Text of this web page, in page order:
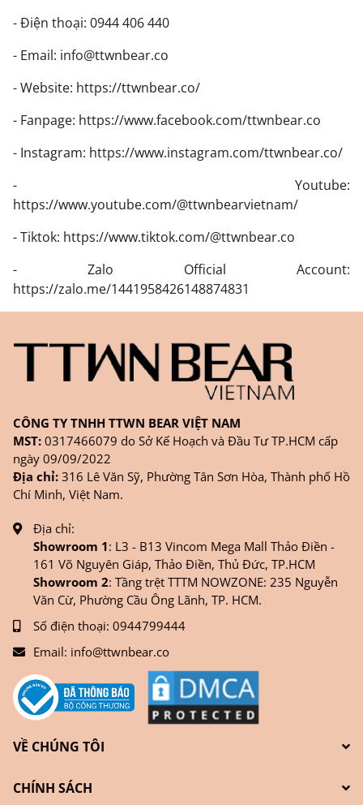
- Điện thoại: 0944 406 440
- Email: info@ttwnbear.co
- Website: https://ttwnbear.co/
- Fanpage: https://www.facebook.com/ttwnbear.co
- Instagram: https://www.instagram.com/ttwnbear.co/
- Youtube:
https://www.youtube.com/@ttwnbearvietnam/
- Tiktok: https://www.tiktok.com/@ttwnbear.co
- Zalo Official Account:
https://zalo.me/1441958426148874831
CÔNG TY TNHH TTWN BEAR VIỆT NAM
MST: 0317466079 do Sở Kế Hoạch và Đầu Tư TP.HCM cấp
ngày 09/09/2022
Địa chỉ: 316 Lê Văn Sỹ, Phường Tân Sơn Hòa, Thành phố Hồ
Chí Minh, Việt Nam.
Địa chỉ:
Showroom 1: L3 - B13 Vincom Mega Mall Thảo Điền -
161 Võ Nguyên Giáp, Thảo Điền, Thủ Đức, TP.HCM
Showroom 2: Tầng trệt TTTM NOWZONE: 235 Nguyễn
Văn Cừ, Phường Cầu Ông Lãnh, TP. HCM.
Số điện thoại: 0944799444
Email: info@ttwnbear.co
VỀ CHÚNG TÔI
CHÍNH SÁCH